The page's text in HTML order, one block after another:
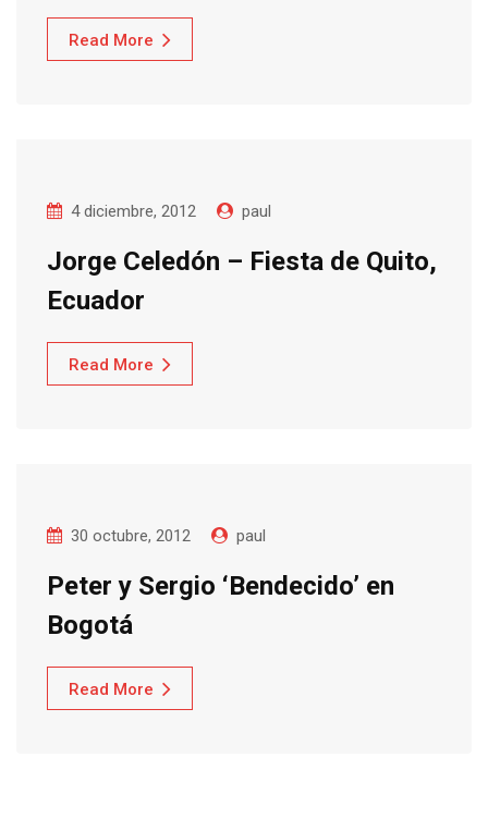
Read More
4 diciembre, 2012 paul
Jorge Celedón – Fiesta de Quito,
Ecuador
Read More
30 octubre, 2012 paul
Peter y Sergio ‘Bendecido’ en
Bogotá
Read More